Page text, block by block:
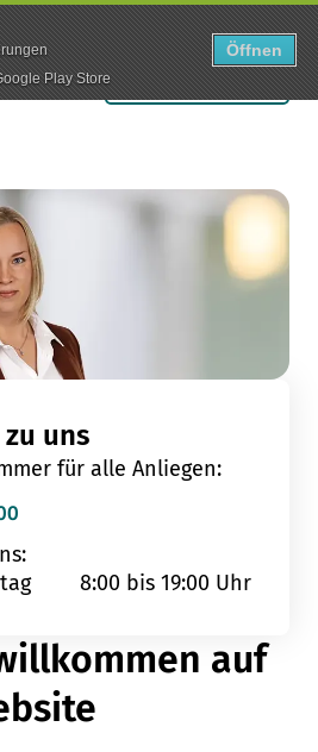
Play Store
Öffnen
Schaden melden
uns
für alle Anliegen:
8:00 bis 19:00 Uhr
auf